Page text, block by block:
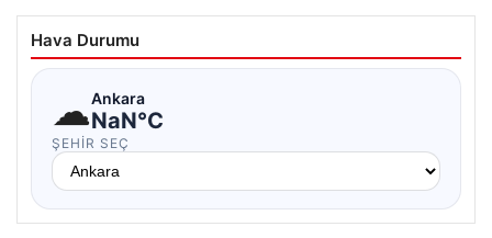
Hava Durumu
☁Ankara
NaN°C
ŞEHIR SEÇ